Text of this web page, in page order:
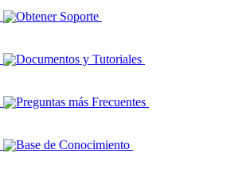
Obtener Soporte
Documentos y Tutoriales
Preguntas más Frecuentes
Base de Conocimiento